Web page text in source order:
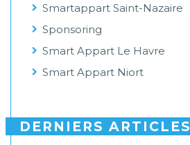
Smartappart Saint-Nazaire
Sponsoring
Smart Appart Le Havre
Smart Appart Niort
DERNIERS ARTICLES